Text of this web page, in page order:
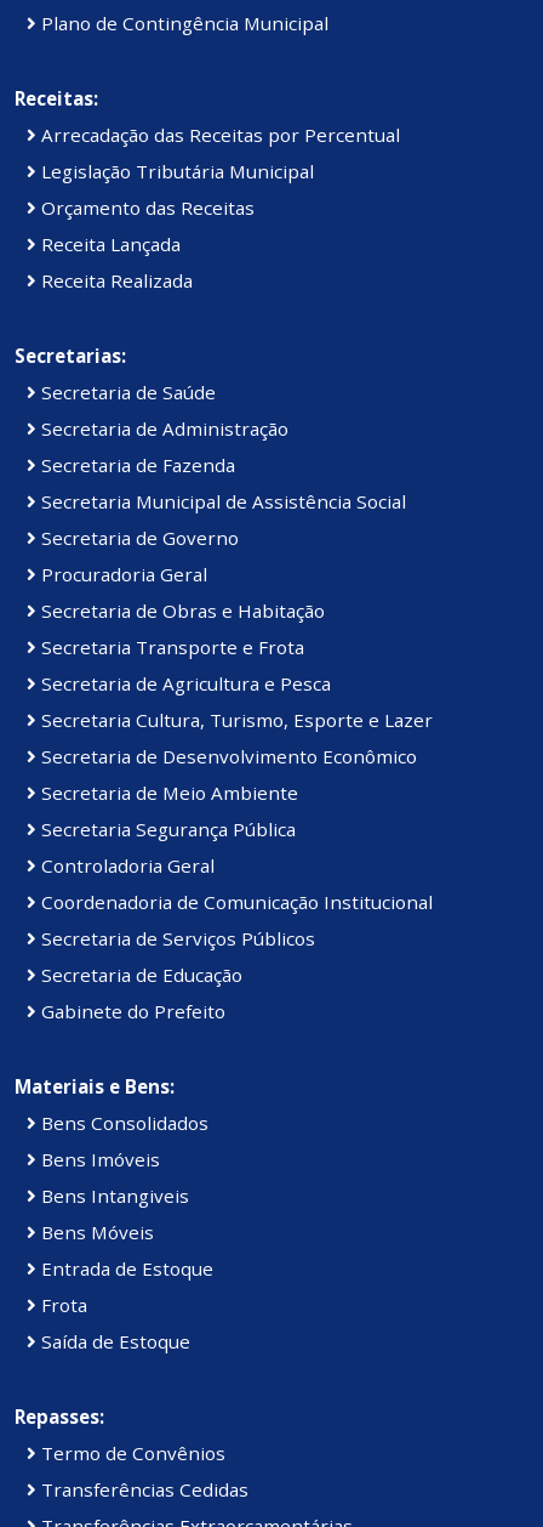
Plano de Contingência Municipal
Receitas:
Arrecadação das Receitas por Percentual
Legislação Tributária Municipal
Orçamento das Receitas
Receita Lançada
Receita Realizada
Secretarias:
Secretaria de Saúde
Secretaria de Administração
Secretaria de Fazenda
Secretaria Municipal de Assistência Social
Secretaria de Governo
Procuradoria Geral
Secretaria de Obras e Habitação
Secretaria Transporte e Frota
Secretaria de Agricultura e Pesca
Secretaria Cultura, Turismo, Esporte e Lazer
Secretaria de Desenvolvimento Econômico
Secretaria de Meio Ambiente
Secretaria Segurança Pública
Controladoria Geral
Coordenadoria de Comunicação Institucional
Secretaria de Serviços Públicos
Secretaria de Educação
Gabinete do Prefeito
Materiais e Bens:
Bens Consolidados
Bens Imóveis
Bens Intangiveis
Bens Móveis
Entrada de Estoque
Frota
Saída de Estoque
Repasses:
Termo de Convênios
Transferências Cedidas